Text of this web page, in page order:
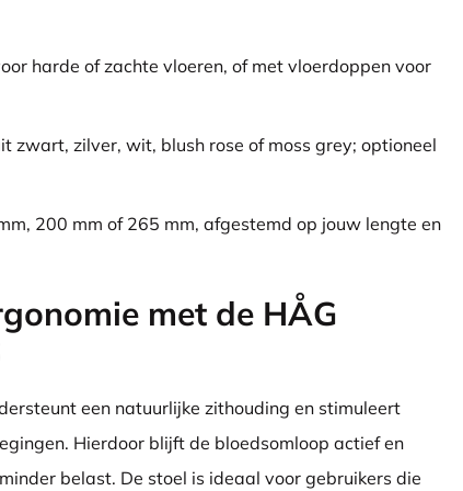
harde of zachte vloeren, of met vloerdoppen voor
zwart, zilver, wit, blush rose of moss grey; optioneel
200 mm of 265 mm, afgestemd op jouw lengte en
met de HÅG
een natuurlijke zithouding en stimuleert
Hierdoor blijft de bloedsomloop actief en
belast. De stoel is ideaal voor gebruikers die